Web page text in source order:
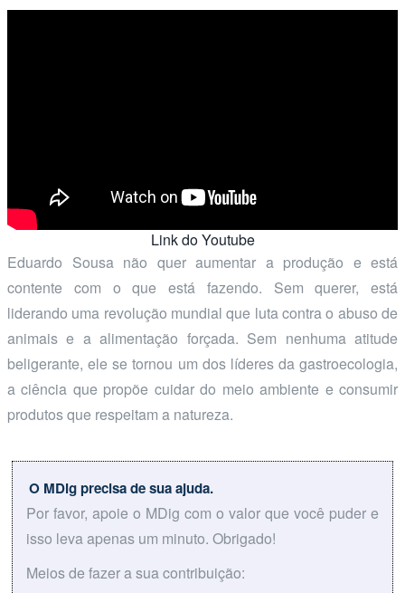
Link do Youtube
Eduardo Sousa não quer aumentar a produção e está
contente com o que está fazendo. Sem querer, está
liderando uma revolução mundial que luta contra o abuso de
animais e a alimentação forçada. Sem nenhuma atitude
beligerante, ele se tornou um dos líderes da gastroecologia,
a ciência que propõe cuidar do meio ambiente e consumir
produtos que respeitam a natureza.
O MDig precisa de sua ajuda.
Por favor, apoie o MDig com o valor que você puder e
isso leva apenas um minuto. Obrigado!
Meios de fazer a sua contribuição: